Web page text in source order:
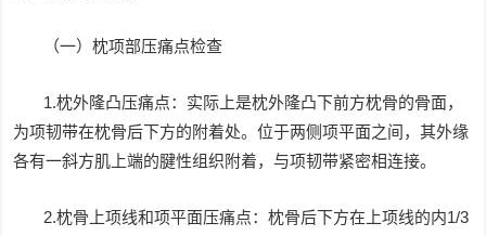
（一）枕项部压痛点检查
1.枕外隆凸压痛点：实际上是枕外隆凸下前方枕骨的骨面，
为项韧带在枕骨后下方的附着处。位于两侧项平面之间，其外缘
各有一斜方肌上端的腱性组织附着，与项韧带紧密相连接。
2.枕骨上项线和项平面压痛点：枕骨后下方在上项线的内1/3